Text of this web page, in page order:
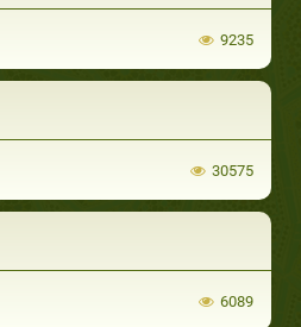
9235
30575
6089